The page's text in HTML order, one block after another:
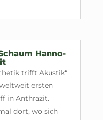
Hanno-
trifft Akustik“
ersten
in Anthrazit.
dort, wo sich